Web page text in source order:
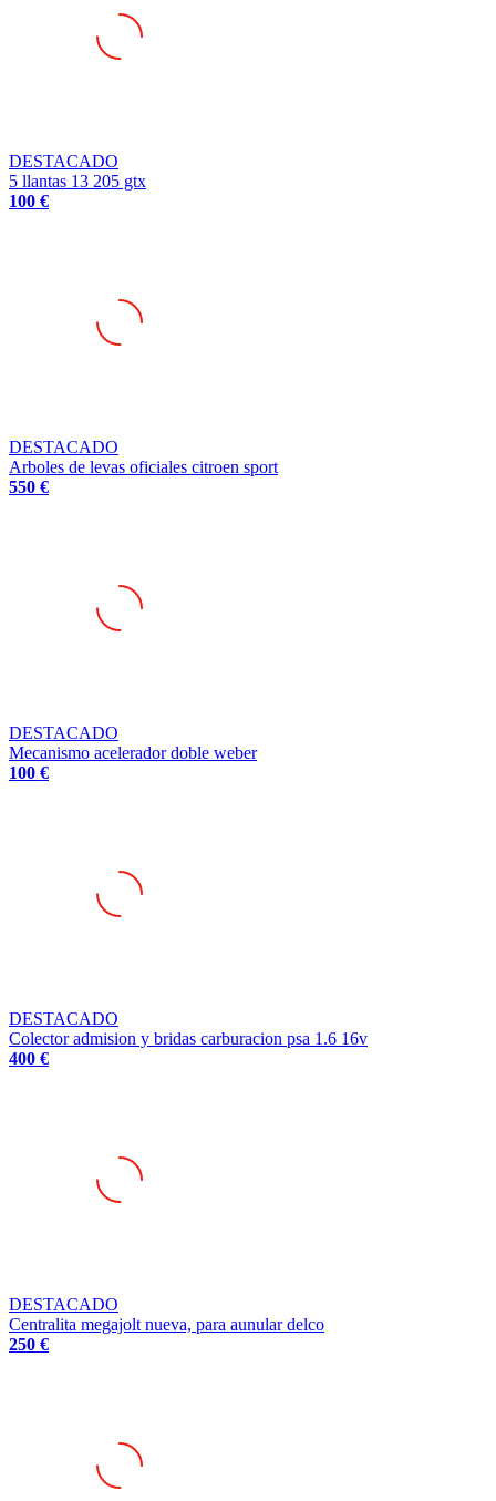
DESTACADO
5 llantas 13 205 gtx
100 €
DESTACADO
Arboles de levas oficiales citroen sport
550 €
DESTACADO
Mecanismo acelerador doble weber
100 €
DESTACADO
Colector admision y bridas carburacion psa 1.6 16v
400 €
DESTACADO
Centralita megajolt nueva, para aunular delco
250 €